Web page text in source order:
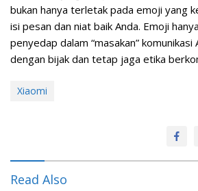
bukan hanya terletak pada emoji yang
isi pesan dan niat baik Anda. Emoji
penyedap dalam “masakan” komunikasi
dengan bijak dan tetap jaga etika
Xiaomi
Read Also